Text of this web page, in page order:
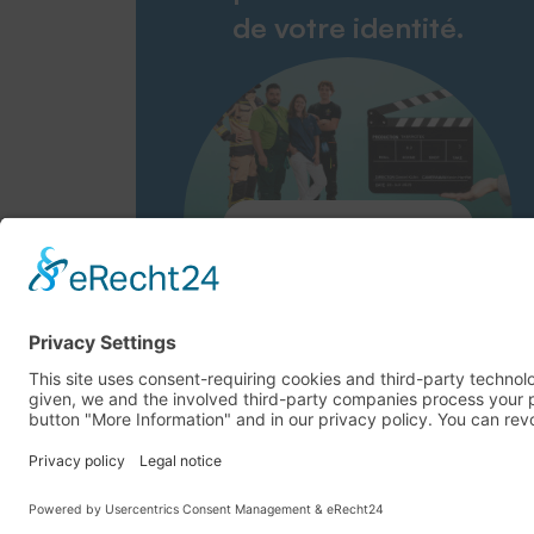
de votre identité.
Zum Embleme-Film